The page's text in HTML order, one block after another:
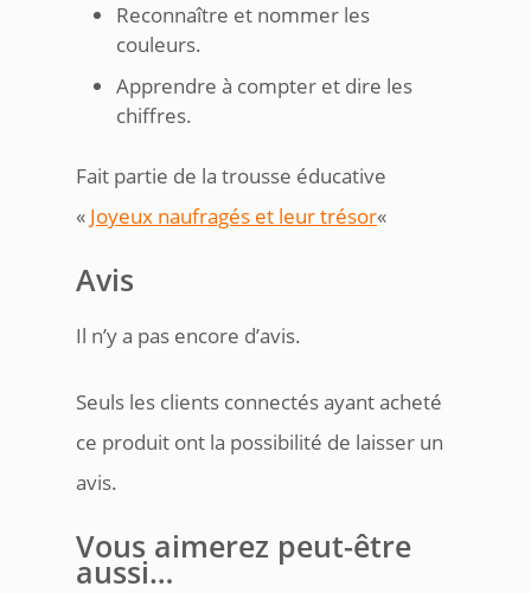
Reconnaître et nommer les
couleurs.
Apprendre à compter et dire les
chiffres.
Fait partie de la trousse éducative
« Joyeux naufragés et leur trésor«
Avis
Il n’y a pas encore d’avis.
Seuls les clients connectés ayant acheté
ce produit ont la possibilité de laisser un
avis.
Vous aimerez peut-être
aussi…